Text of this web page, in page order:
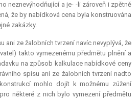
neznevýhodňující a je- -li zároveň i zpětně
že by nabídková cena byla konstruována
zakázky.
ani ze žalobních tvrzení navíc nevyplývá, že
takto vymezenému předmětu plnění a
na způsob kalkulace nabídkové ceny
spisu ani ze žalobních tvrzení nadto
mohlo dojít k možnému zúžení
některé z nich bylo vymezení předmětu